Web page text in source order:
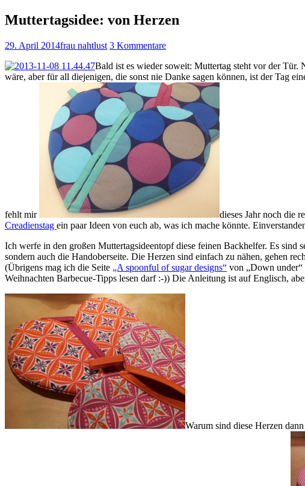
Muttertagsidee: von Herzen
29. April 2014frau nahtlust 3 Kommentare
Bald ist es wieder soweit: Muttertag steht vor der Tür.
wäre, aber für all diejenigen, die sonst nie Danke sagen können, ist der Tag
fehlt mir
dieses Jahr noch die
Creadienstag ein paar Ideen von euch ab, was ich mache könnte.
Ich werfe in den großen Muttertagsideentopf diese feinen Backhelfer. Es
sondern auch die Handoberseite. Die Herzen sind einfach zu nähen, gehen
(Übrigens mag ich die Seite „A spoonful of sugar designs“ von „Down under“
Weihnachten Barbecue-Tipps lesen darf :-)) Die Anleitung ist auf Englisch,
Warum sind diese Herzen